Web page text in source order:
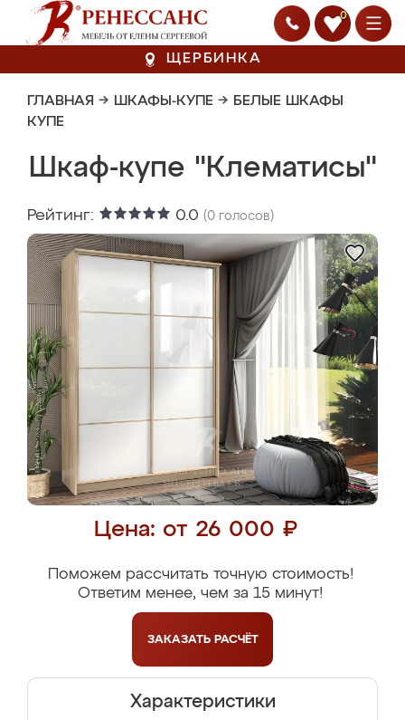
0
ЩЕРБИНКА
ГЛАВНАЯ → ШКАФЫ-КУПЕ → БЕЛЫЕ ШКАФЫ
КУПЕ
Шкаф-купе "Клематисы"
Рейтинг: 0.0 (0 голосов)
Цена: от 26 000 ₽
Поможем рассчитать точную стоимость!
Ответим менее, чем за 15 минут!
ЗАКАЗАТЬ РАСЧЁТ
Характеристики